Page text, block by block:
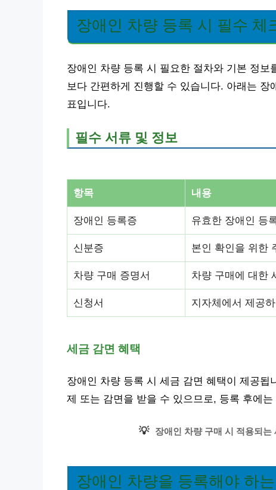
장애인 차량 등록 시 필수 체
장애인 차량 등록 시 필요한 절차와 기본 정
보다 간편하게 진행할 수 있습니다. 아래는
표입니다.
필수 서류 및 정보
항목 내용
장애인 등록증 유효한 장애인 등
신분증 본인 확인을 위한
차량 구매 증명서 차량 구매에 대한
신청서 지자체에서 제공
세금 감면 혜택
장애인 차량 등록 시 세금 감면 혜택이 제공
제 또는 감면을 받을 수 있으므로, 등록 후에
💡 장애인 차량 구매 시 적용되
장애인 차량을 등록해야 하